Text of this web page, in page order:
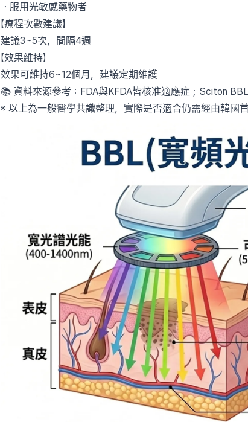
・服用光敏感藥物者
【療程次數建議】
建議3~5次，間隔4週
【效果維持】
效果可維持6~12個月，建議定期維護
📚 資料來源參考：FDA與KFDA皆核准適應症；Sciton
※ 以上為一般醫學共識整理，實際是否適合仍需經由韓國